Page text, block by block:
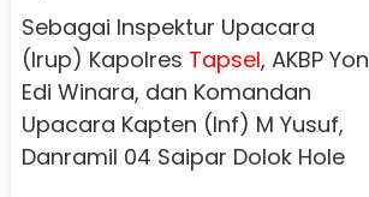
Sebagai Inspektur Upacara
(Irup) Kapolres Tapsel, AKBP Yon
Edi Winara, dan Komandan
Upacara Kapten (Inf) M Yusuf,
Danramil 04 Saipar Dolok Hole